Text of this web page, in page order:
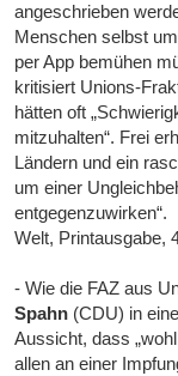
angeschrieben
Menschen selbst
per App bemühen
kritisiert Unions-
hätten oft
mitzuhalten“. Frei
Ländern und ein
um einer
entgegenzuwirken“.
Welt, Printausgabe,
- Wie die FAZ aus
Spahn (CDU) in
Aussicht, dass
allen an einer